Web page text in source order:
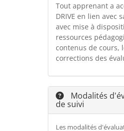
Tout apprenant a
DRIVE en lien avec
avec mise à
ressources
contenus de cours,
corrections des
Modalités
de suivi
Les modalités